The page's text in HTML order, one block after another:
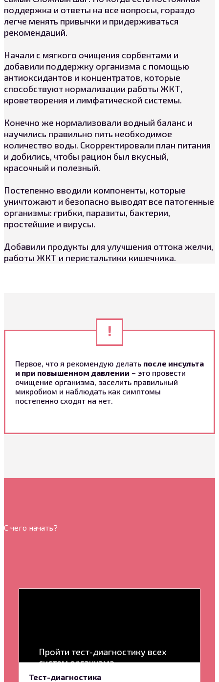
поддержка и ответы на все вопросы, гораздо
легче менять привычки и придерживаться
рекомендаций.
Начали с мягкого очищения сорбентами и
добавили поддержку организма с помощью
антиоксидантов и концентратов, которые
способствуют нормализации работы ЖКТ,
кроветворения и лимфатической системы.
Конечно же нормализовали водный баланс и
научились правильно пить необходимое
количество воды. Скорректировали план питания
и добились, чтобы рацион был вкусный,
красочный и полезный.
Постепенно вводили компоненты, которые
уничтожают и безопасно выводят все патогенные
организмы: грибки, паразиты, бактерии,
простейшие и вирусы.
Добавили продукты для улучшения оттока желчи,
работы ЖКТ и перистальтики кишечника.
Первое, что я рекомендую делать после инсульта
и при повышенном давлении – это провести
очищение организма, заселить правильный
микробиом и наблюдать как симптомы
постепенно сходят на нет.
С чего начать?
Пройти тест-диагностику всех
систем организма
Тест-диагностика